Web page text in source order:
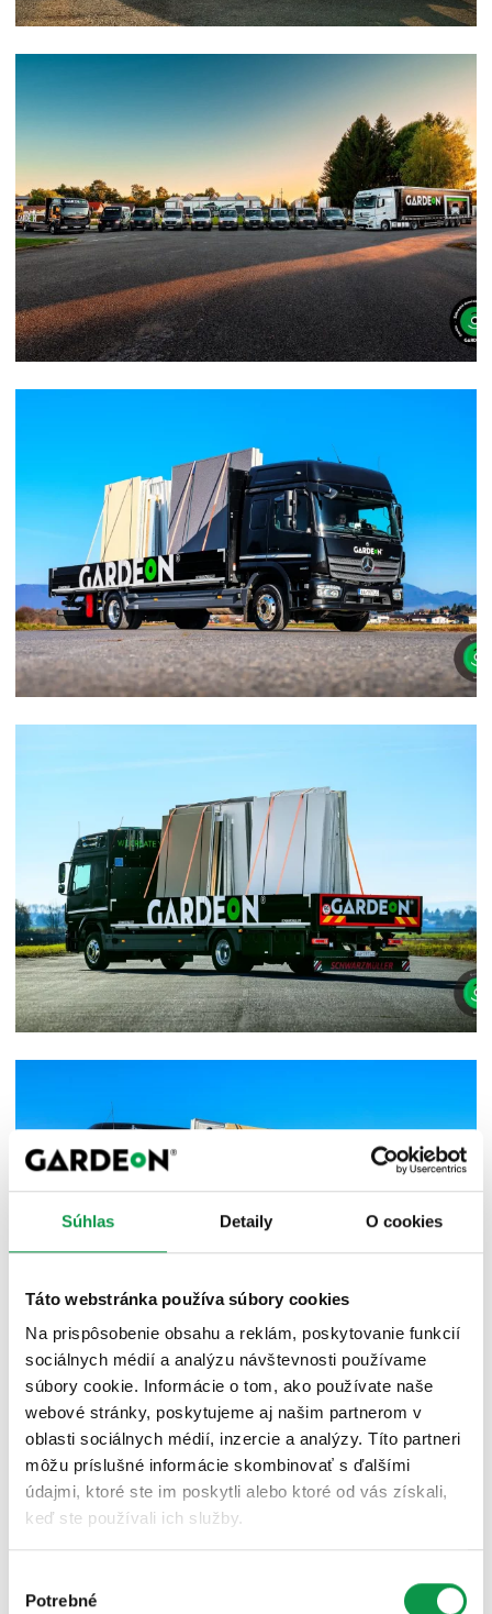
Súhlas Detaily O cookies
Táto webstránka používa súbory cookies
Na prispôsobenie obsahu a reklám, poskytovanie funkcií
sociálnych médií a analýzu návštevnosti používame
súbory cookie. Informácie o tom, ako používate naše
webové stránky, poskytujeme aj našim partnerom v
oblasti sociálnych médií, inzercie a analýzy. Títo partneri
môžu príslušné informácie skombinovať s ďalšími
údajmi, ktoré ste im poskytli alebo ktoré od vás získali,
keď ste používali ich služby.
súhlasu
Potrebné